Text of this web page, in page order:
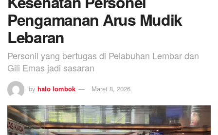
Pengamanan Arus Mudik
Lebaran
Personil yang bertugas di Pelabuhan Lembar dan
Gili Emas jadi sasaran
by halo lombok Maret 8, 2026